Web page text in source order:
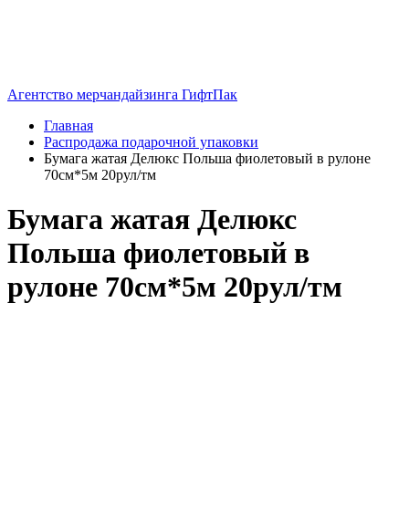
Агентство мерчандайзинга ГифтПак
Главная
Распродажа подарочной упаковки
Бумага жатая Делюкс Польша фиолетовый в рулоне
70см*5м 20рул/тм
Бумага жатая Делюкс
Польша фиолетовый в
рулоне 70см*5м 20рул/тм